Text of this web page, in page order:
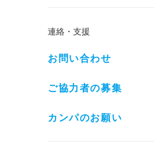
連絡・支援
お問い合わせ
ご協力者の募集
カンパのお願い